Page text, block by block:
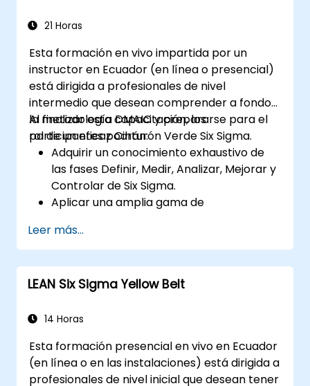
21 Horas
Esta formación en vivo impartida por un
instructor en Ecuador (en línea o presencial)
está dirigida a profesionales de nivel
intermedio que desean comprender a fondo
la metodología DMAIC y prepararse para el
rol de un eficaz Cinturón Verde Six Sigma.
Al finalizar esta capacitación, los
participantes podrán:
Adquirir un conocimiento exhaustivo de
las fases Definir, Medir, Analizar, Mejorar y
Controlar de Six Sigma.
Aplicar una amplia gama de
manera efectiva dentro de cada fase de
DMAIC.
Realizar e interpretar análisis estadísticos
para la mejora de procesos.
proyecto Six Sigma.
Leer más...
LEAN Six Sigma Yellow Belt
14 Horas
Esta formación presencial en vivo en Ecuador
(en línea o en las instalaciones) está dirigida a
profesionales de nivel inicial que desean tener